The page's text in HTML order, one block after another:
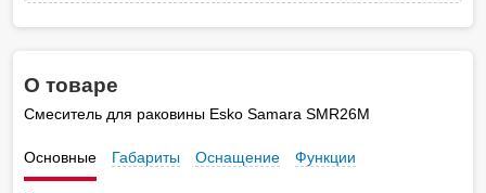
О товаре
Смеситель для раковины Esko Samara SMR26M
Основные Габариты Оснащение Функции